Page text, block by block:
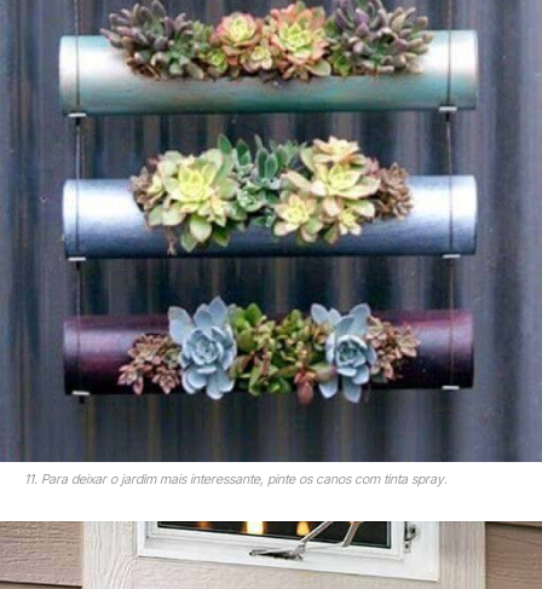
11. Para deixar o jardim mais interessante, pinte os canos com tinta spray.